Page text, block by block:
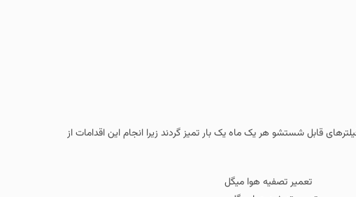
تعویض شوند و فیلترهای قابل شستشو هر یک ماه یک‌ بار تمیز گردند زیرا انجام این اقدامات از